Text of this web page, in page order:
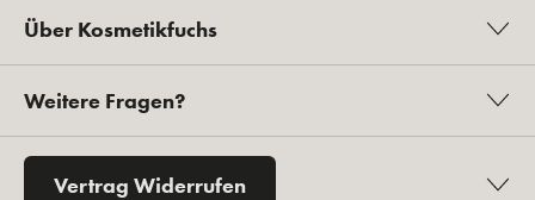
Über Kosmetikfuchs
Weitere Fragen?
Vertrag Widerrufen